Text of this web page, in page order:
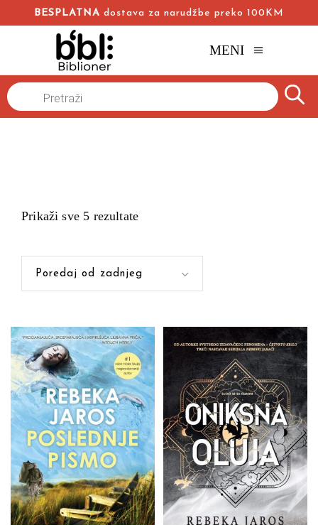
BESPLATNA dostava za narudžbe preko 100KM
MENI
Naslovna
Products
search
Prikaži sve 5 rezultate
Poredaj od zadnjeg